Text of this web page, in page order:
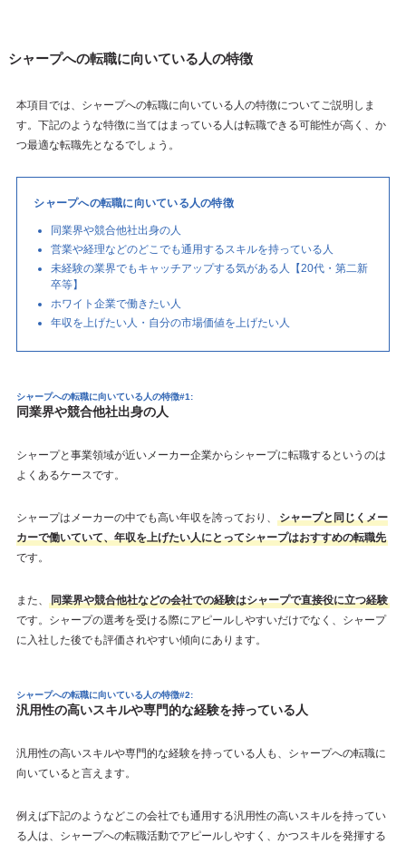
シャープへの転職に向いている人の特徴
本項目では、シャープへの転職に向いている人の特徴についてご説明しま
す。下記のような特徴に当てはまっている人は転職できる可能性が高く、か
つ最適な転職先となるでしょう。
シャープへの転職に向いている人の特徴
同業界や競合他社出身の人
営業や経理などのどこでも通用するスキルを持っている人
未経験の業界でもキャッチアップする気がある人【20代・第二新
卒等】
ホワイト企業で働きたい人
年収を上げたい人・自分の市場価値を上げたい人
シャープへの転職に向いている人の特徴#1:
同業界や競合他社出身の人
シャープと事業領域が近いメーカー企業からシャープに転職するというのは
よくあるケースです。
シャープはメーカーの中でも高い年収を誇っており、
シャープと同じくメー
カーで働いていて、年収を上げたい人にとってシャープはおすすめの転職先
です。
また、
同業界や競合他社などの会社での経験はシャープで直接役に立つ経験
です。シャープの選考を受ける際にアピールしやすいだけでなく、シャープ
に入社した後でも評価されやすい傾向にあります。
シャープへの転職に向いている人の特徴#2:
汎用性の高いスキルや専門的な経験を持っている人
汎用性の高いスキルや専門的な経験を持っている人も、シャープへの転職に
向いていると言えます。
例えば下記のようなどこの会社でも通用する汎用性の高いスキルを持ってい
る人は、シャープへの転職活動でアピールしやすく、かつスキルを発揮する